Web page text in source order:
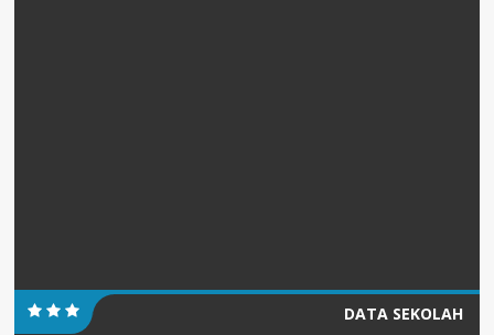
DATA SEKOLAH